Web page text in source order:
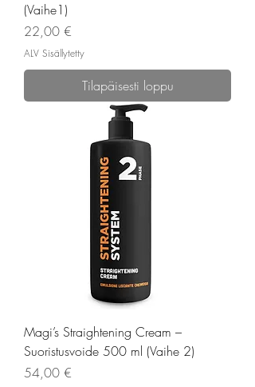
(Vaihe1)
Hinta
22,00 €
ALV Sisällytetty
Tilapäisesti loppu
Magi’s Straightening Cream –
Suoristusvoide 500 ml (Vaihe 2)
Hinta
54,00 €